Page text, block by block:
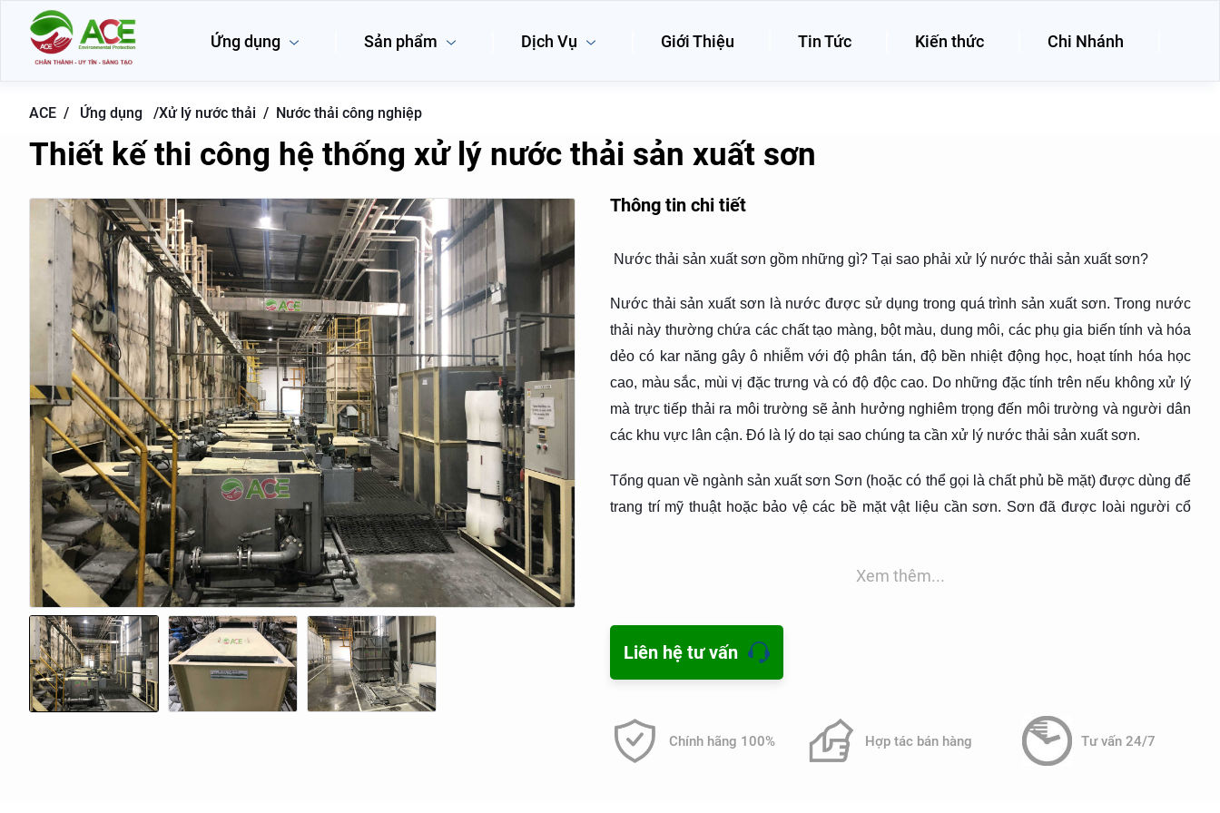
Ứng dụng Sản phẩm Dịch Vụ Giới Thiệu Tin Tức Kiến thức Chi Nhánh
ACE / Ứng dụng /Xử lý nước thải / Nước thải công nghiệp
Thiết kế thi công hệ thống xử lý nước thải sản xuất sơn
Thông tin chi tiết
Nước thải sản xuất sơn gồm những gì? Tại sao phải xử lý nước thải sản xuất sơn?
Nước thải sản xuất sơn là nước được sử dụng trong quá trình sản xuất sơn. Trong nước
thải này thường chứa các chất tạo màng, bột màu, dung môi, các phụ gia biến tính và hóa
dẻo có kar năng gây ô nhiễm với độ phân tán, độ bền nhiệt động học, hoạt tính hóa học
cao, màu sắc, mùi vị đặc trưng và có độ độc cao. Do những đặc tính trên nếu không xử lý
mà trực tiếp thải ra môi trường sẽ ảnh hưởng nghiêm trọng đến môi trường và người dân
các khu vực lân cận. Đó là lý do tại sao chúng ta cần xử lý nước thải sản xuất sơn.
Tổng quan về ngành sản xuất sơn Sơn (hoặc có thể gọi là chất phủ bề mặt) được dùng để
trang trí mỹ thuật hoặc bảo vệ các bề mặt vật liệu cần sơn. Sơn đã được loài người cổ
thế giới đã xác định được niên đại cách đây khoảng 25.000 năm.Mãi đến thế kỷ 13 sau
thế kỷ 18 mới bắt đầu có các nhà sản xuất sơn chuyên nghiệp do yêu cầu về sơn tăng
mạnh. Ở Việt Nam, cha ông ta từ gần 400 năm trước đã biết dùng sơn ta từ cây sơn mọc
các tấm hoành phi câu đối, lớp sơn bảo vệ này chất lượng hầu như không thay đổi sau
hàng trăm năm sử dụng. Đến năm 1913 – 1914 ở Việt Nam mới xuất hiện một xưởng sơn
dầu ở Hải Phòng do người Pháp mở mang nhãn hiệu TESTUDO tiếp sau đó vài năm
Xem thêm...
Liên hệ tư vấn
Chính hãng 100% Hợp tác bán hàng Tư vấn 24/7